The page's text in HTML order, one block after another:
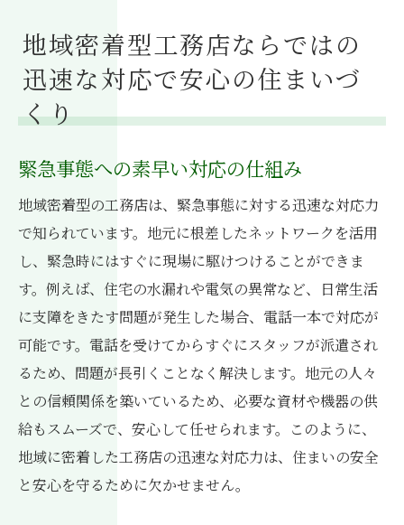
地域密着型工務店ならではの
迅速な対応で安心の住まいづ
くり
緊急事態への素早い対応の仕組み
地域密着型の工務店は、緊急事態に対する迅速な対応力
で知られています。地元に根差したネットワークを活用
し、緊急時にはすぐに現場に駆けつけることができま
す。例えば、住宅の水漏れや電気の異常など、日常生活
に支障をきたす問題が発生した場合、電話一本で対応が
可能です。電話を受けてからすぐにスタッフが派遣され
るため、問題が長引くことなく解決します。地元の人々
との信頼関係を築いているため、必要な資材や機器の供
給もスムーズで、安心して任せられます。このように、
地域に密着した工務店の迅速な対応力は、住まいの安全
と安心を守るために欠かせません。